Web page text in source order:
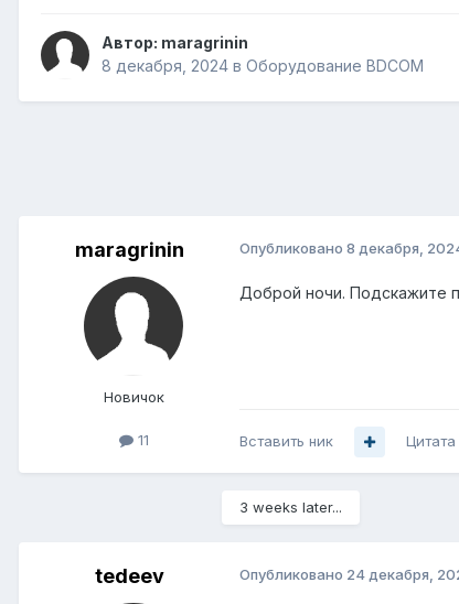
Автор: maragrinin
8 декабря, 2024 в Оборудование BDCOM
maragrinin
Новичок
11
Опубликовано 8 декабря,
Доброй ночи. Подскажите
Вставить ник Цитата
3 weeks later...
tedeev Опубликовано 24 декабря,